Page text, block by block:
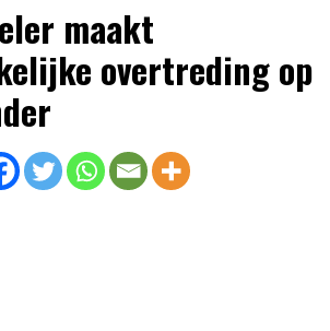
maakt
overtreding op